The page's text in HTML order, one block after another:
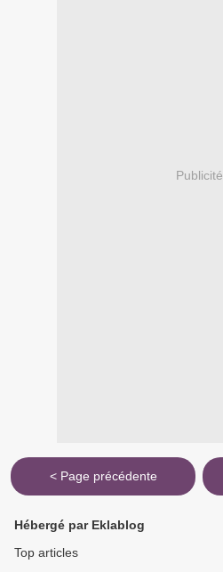
Publicité
< Page précédente
Hébergé par Eklablog
Top articles